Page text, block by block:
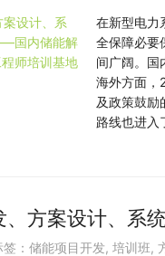
在新型电力
全保障必要
间广阔。国
海外方面，
及政策鼓励
路线也进
、方案设计、系
： 储能项目开发, 培训班,